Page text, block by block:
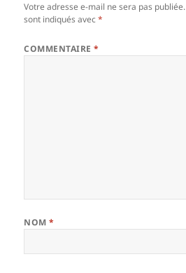
Votre adresse e-mail ne sera pas publiée.
sont indiqués avec*
COMMENTAIRE*
NOM*